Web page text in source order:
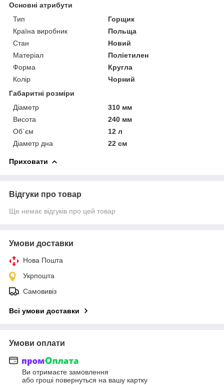
Основні атрибути
Тип
Горщик
Країна виробник
Польща
Стан
Новий
Матеріал
Поліетилен
Форма
Кругла
Колір
Чорний
Габаритні розміри
Діаметр
310 мм
Висота
240 мм
Об`єм
12 л
Діаметр дна
22 см
Приховати
Відгуки про товар
Ще немає відгуків про цей товар
Умови доставки
Нова Пошта
Укрпошта
Самовивіз
Всі умови доставки
Умови оплати
Ви отримаєте замовлення
або гроші повернуться на вашу картку